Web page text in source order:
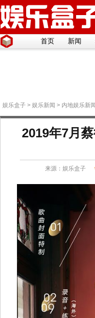
首页 新闻
娱乐盒子 > 娱乐新闻 > 内地娱乐新闻
2019年7月
来源： 娱乐盒子